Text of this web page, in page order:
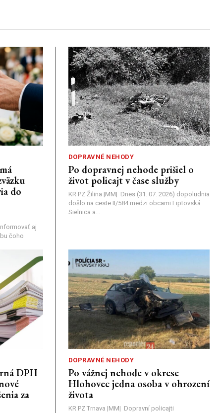
do
aj
čoho
DOPRAVNÉ NEHODY
Po dopravnej nehode prišiel o
život policajt v čase služby
KR PZ Žilina |MM| Dnes (31. 07. 2026) dopoludnia
došlo na ceste II/584 medzi obcami Liptovská
Sielnica a...
DPH
za
DOPRAVNÉ NEHODY
Po vážnej nehode v okrese
Hlohovec jedna osoba v ohrození
života
KR PZ Trnava |MM| Dopravní policajti